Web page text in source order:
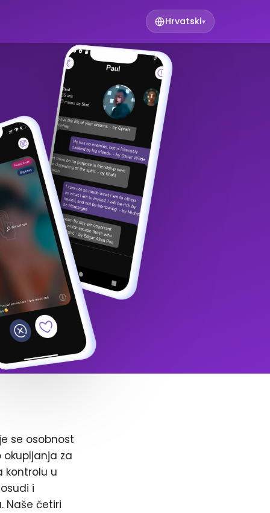
Hrvatski▾
se osobnost
za
kontrolu u
i
Naše četiri